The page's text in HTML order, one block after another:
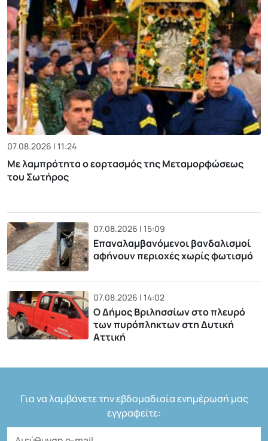
07.08.2026 | 11:24
Με λαμπρότητα ο εορτασμός της Μεταμορφώσεως
του Σωτήρος
07.08.2026 | 15:09
Επαναλαμβανόμενοι βανδαλισμοί
αφήνουν περιοχές χωρίς φωτισμό
07.08.2026 | 14:02
Ο Δήμος Βριλησσίων στο πλευρό
των πυρόπληκτων στη Δυτική
Αττική
Για να λαμβάνετε την εβδομαδιαία ενημέρωσή μας
εγγραφείτε: